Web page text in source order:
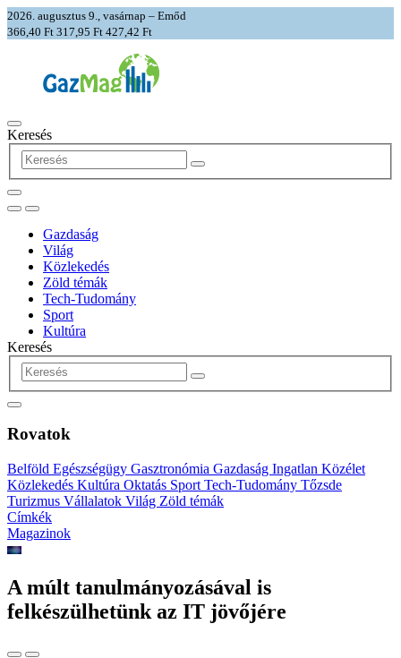
2026. augusztus 9., vasárnap – Emőd
366,40 Ft 317,95 Ft 427,42 Ft
Keresés
Gazdaság
Világ
Közlekedés
Zöld témák
Tech-Tudomány
Sport
Kultúra
Keresés
Rovatok
Belföld Egészségügy Gasztronómia Gazdaság Ingatlan Közélet
Közlekedés Kultúra Oktatás Sport Tech-Tudomány Tőzsde
Turizmus Vállalatok Világ Zöld témák
Címkék
Magazinok
A múlt tanulmányozásával is
felkészülhetünk az IT jövőjére